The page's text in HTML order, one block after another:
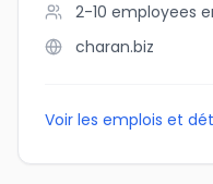
2-10 employees
charan.biz
Voir les emplois et